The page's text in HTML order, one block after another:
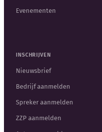
Evenementen
INSCHRIJVEN
Nieuwsbrief
Bedrijf aanmelden
Spreker aanmelden
ZZP aanmelden